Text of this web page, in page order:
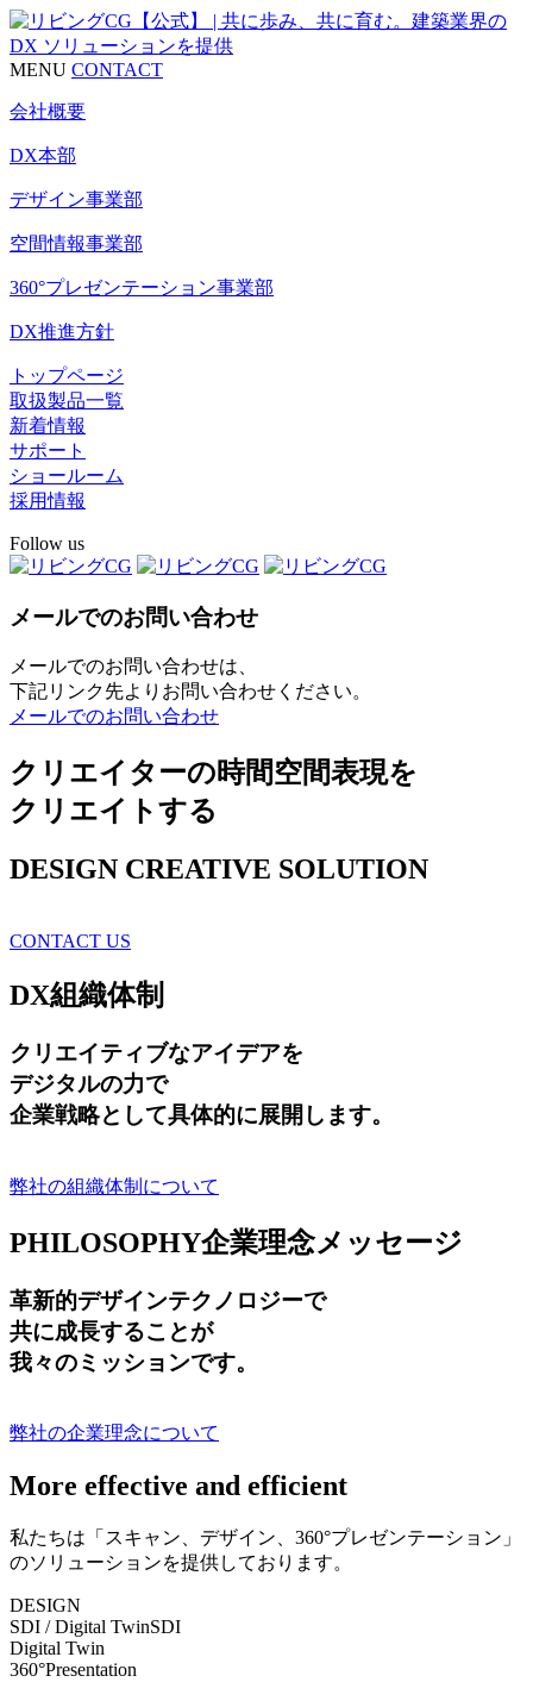
MENU CONTACT
会社概要
DX本部
デザイン事業部
空間情報事業部
360°プレゼンテーション事業部
DX推進方針
トップページ
取扱製品一覧
新着情報
サポート
ショールーム
採用情報
Follow us
メールでのお問い合わせ
メールでのお問い合わせは、
下記リンク先よりお問い合わせください。
メールでのお問い合わせ
クリエイターの時間空間表現を
クリエイトする
DESIGN CREATIVE SOLUTION
CONTACT US
DX組織体制
クリエイティブなアイデアを
デジタルの力で
企業戦略として具体的に展開します。
弊社の組織体制について
PHILOSOPHY企業理念メッセージ
革新的デザインテクノロジーで
共に成長することが
我々のミッションです。
弊社の企業理念について
More effective and efficient
私たちは「スキャン、デザイン、360°プレゼンテーション」
のソリューションを提供しております。
DESIGN
SDI / Digital TwinSDI
Digital Twin
360°Presentation